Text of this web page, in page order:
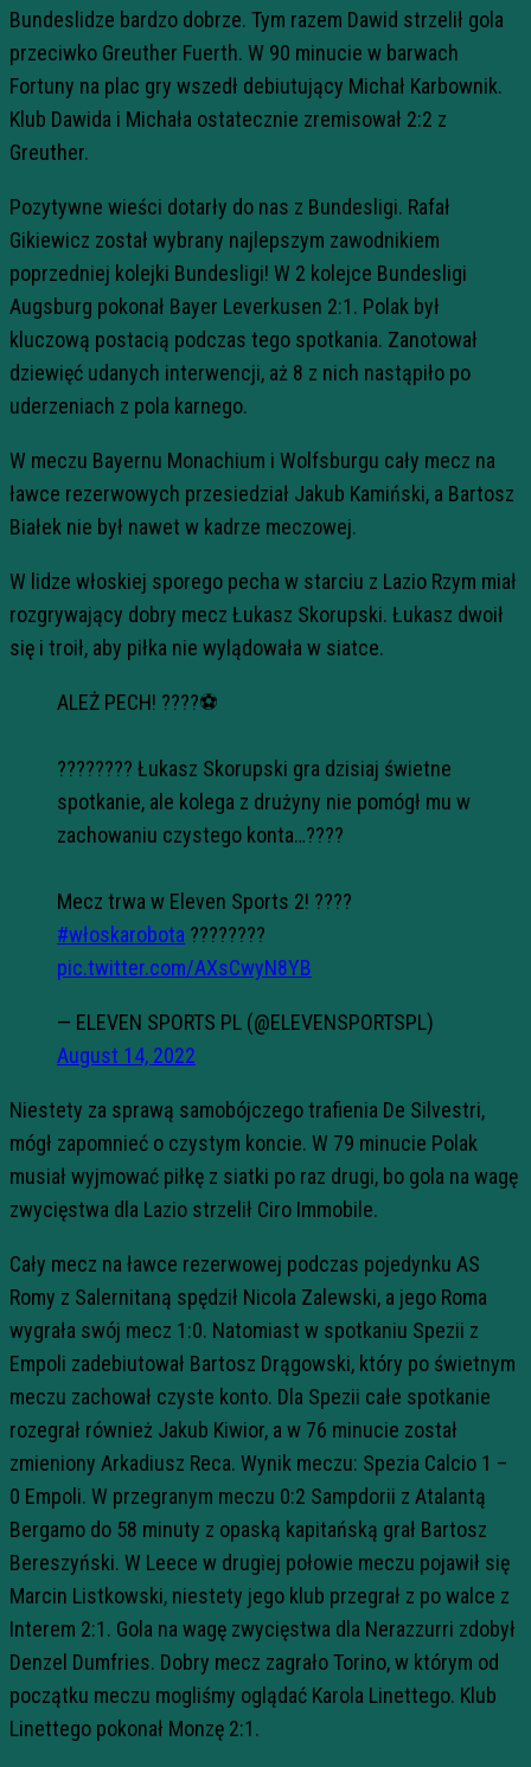
Bundeslidze bardzo dobrze. Tym razem Dawid strzelił gola
przeciwko Greuther Fuerth. W 90 minucie w barwach
Fortuny na plac gry wszedł debiutujący Michał Karbownik.
Klub Dawida i Michała ostatecznie zremisował 2:2 z
Greuther.
Pozytywne wieści dotarły do nas z Bundesligi. Rafał
Gikiewicz został wybrany najlepszym zawodnikiem
poprzedniej kolejki Bundesligi! W 2 kolejce Bundesligi
Augsburg pokonał Bayer Leverkusen 2:1. Polak był
kluczową postacią podczas tego spotkania. Zanotował
dziewięć udanych interwencji, aż 8 z nich nastąpiło po
uderzeniach z pola karnego.
W meczu Bayernu Monachium i Wolfsburgu cały mecz na
ławce rezerwowych przesiedział Jakub Kamiński, a Bartosz
Białek nie był nawet w kadrze meczowej.
W lidze włoskiej sporego pecha w starciu z Lazio Rzym miał
rozgrywający dobry mecz Łukasz Skorupski. Łukasz dwoił
się i troił, aby piłka nie wylądowała w siatce.
ALEŻ PECH! ????⚽️
???????? Łukasz Skorupski gra dzisiaj świetne
spotkanie, ale kolega z drużyny nie pomógł mu w
zachowaniu czystego konta…????
Mecz trwa w Eleven Sports 2! ????
#włoskarobota ????????
pic.twitter.com/AXsCwyN8YB
— ELEVEN SPORTS PL (@ELEVENSPORTSPL)
August 14, 2022
Niestety za sprawą samobójczego trafienia De Silvestri,
mógł zapomnieć o czystym koncie. W 79 minucie Polak
musiał wyjmować piłkę z siatki po raz drugi, bo gola na wagę
zwycięstwa dla Lazio strzelił Ciro Immobile.
Cały mecz na ławce rezerwowej podczas pojedynku AS
Romy z Salernitaną spędził Nicola Zalewski, a jego Roma
wygrała swój mecz 1:0. Natomiast w spotkaniu Spezii z
Empoli zadebiutował Bartosz Drągowski, który po świetnym
meczu zachował czyste konto. Dla Spezii całe spotkanie
rozegrał również Jakub Kiwior, a w 76 minucie został
zmieniony Arkadiusz Reca. Wynik meczu: Spezia Calcio 1 –
0 Empoli. W przegranym meczu 0:2 Sampdorii z Atalantą
Bergamo do 58 minuty z opaską kapitańską grał Bartosz
Bereszyński. W Leece w drugiej połowie meczu pojawił się
Marcin Listkowski, niestety jego klub przegrał z po walce z
Interem 2:1. Gola na wagę zwycięstwa dla Nerazzurri zdobył
Denzel Dumfries. Dobry mecz zagrało Torino, w którym od
początku meczu mogliśmy oglądać Karola Linettego. Klub
Linettego pokonał Monzę 2:1.